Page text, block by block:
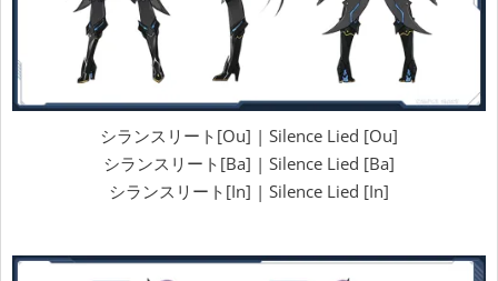
シランスリート[Ou] | Silence Lied [Ou]
シランスリート[Ba] | Silence Lied [Ba]
シランスリート[In] | Silence Lied [In]